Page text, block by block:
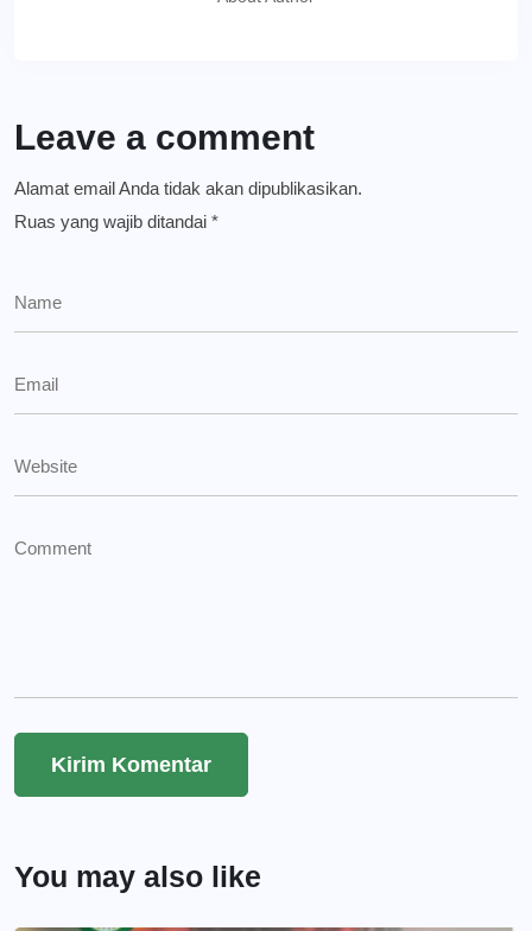
Leave a comment
Alamat email Anda tidak akan dipublikasikan.
Ruas yang wajib ditandai *
You may also like